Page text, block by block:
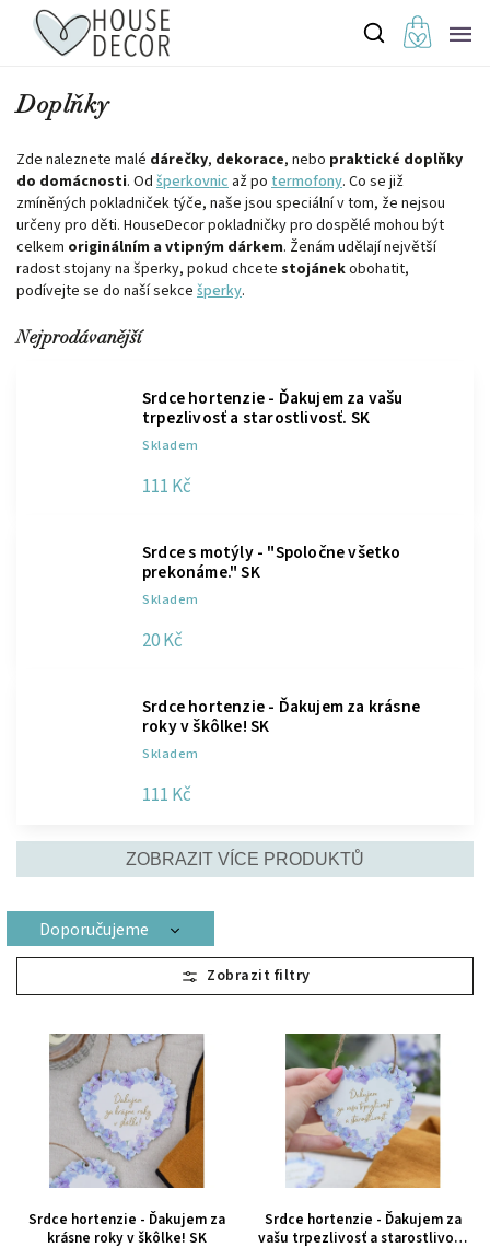
Doplňky
Zde naleznete malé dárečky, dekorace, nebo praktické doplňky
do domácnosti. Od šperkovnic až po termofony. Co se již
zmíněných pokladniček týče, naše jsou speciální v tom, že nejsou
určeny pro děti. HouseDecor pokladničky pro dospělé mohou být
celkem originálním a vtipným dárkem. Ženám udělají největší
radost stojany na šperky, pokud chcete stojánekobohatit,
podívejte se do naší sekce šperky.
Nejprodávanější
Srdce hortenzie - Ďakujem za vašu
trpezlivosť a starostlivosť. SK
Skladem
111 Kč
Srdce s motýly - "Spoločne všetko
prekonáme." SK
Skladem
20 Kč
Srdce hortenzie - Ďakujem za krásne
roky v škôlke! SK
Skladem
111 Kč
ZOBRAZIT VÍCE PRODUKTŮ
Doporučujeme
Nejlevnější
Nejdražší
Nejprodávanější
Abecedně
Srdce hortenzie - Ďakujem za
krásne roky v škôlke! SK
Srdce hortenzie - Ďakujem za
vašu trpezlivosť a starostlivosť.